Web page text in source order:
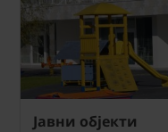
Јавни обjeкти